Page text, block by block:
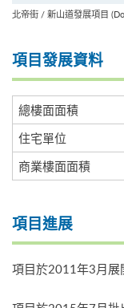
北帝街 / 新山道發展項目
項目發展資料
總樓面面積
住宅單位
商業樓面面積
項目進展
項目於2011年3月展